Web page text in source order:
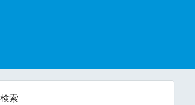
検索